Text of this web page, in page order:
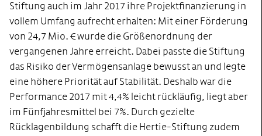
Stiftung auch im Jahr 2017 ihre Projektfinanzierung in
vollem Umfang aufrecht erhalten: Mit einer Förderung
von 24,7 Mio. € wurde die Größenordnung der
vergangenen Jahre erreicht. Dabei passte die Stiftung
das Risiko der Vermögensanlage bewusst an und legte
eine höhere Priorität auf Stabilität. Deshalb war die
Performance 2017 mit 4,4% leicht rückläufig, liegt aber
im Fünfjahresmittel bei 7%. Durch gezielte
Rücklagenbildung schafft die Hertie-Stiftung zudem